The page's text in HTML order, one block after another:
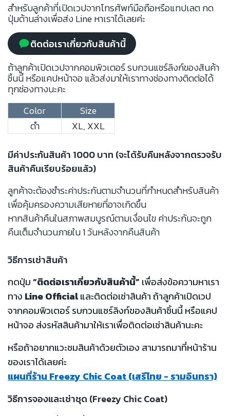
สำหรับลูกค้าที่เปิดเวปจากโทรศัพท์มือถือหรือแทปเลต กด
ปุ่มด้านล่างเพื่อส่ง Line หาเราได้เลยค่ะ
ติดต่อเราเกี่ยวกับสินค้านี้
ถ้าลูกค้าเปิดเวปจากคอมพิวเตอร์ รบกวนแชร์ลิงก์ของสินค้า
ชิ้นนี้ หรือแคปหน้าจอ แล้วส่งมาให้เราทางช่องทางติดต่อได้
ทุกช่องทางนะคะ
Color
Size
ดำ
XL, XXL
มีค่าประกันสินค้า 1000 บาท (จะได้รับคืนหลังจากตรวจรับ
สินค้าคืนเรียบร้อยแล้ว)
ลูกค้าจะต้องชำระค่าประกันตามจำนวนที่กำหนดสำหรับสินค้า
เพื่อคุ้มครองความเสียหายที่อาจเกิดขึ้น
หากสินค้าคืนในสภาพสมบูรณ์ตามเงื่อนไข ค่าประกันจะถูก
คืนเต็มจำนวนภายใน 1 วันหลังจากคืนสินค้า
วิธีการเช่าสินค้า
กดปุ่ม“ติดต่อเราเกี่ยวกับสินค้านี้”เพื่อส่งข้อความหาเรา
ทาง Line Officialและติดต่อเช่าสินค้า ถ้าลูกค้าเปิดเวป
จากคอมพิวเตอร์ รบกวนแชร์ลิงก์ของสินค้าชิ้นนี้ หรือแคป
หน้าจอ ส่งรหัสสินค้ามาให้เราเพื่อติดต่อเช่าสินค้านะคะ
หรือถ้าอยากแวะชมสินค้าด้วยตัวเอง สามารถมาที่หน้าร้าน
ของเราได้เลยค่ะ
แผนที่ร้าน Freezy Chic Coat (เสรีไทย - รามอินทรา)
วิธีการจองและเช่าชุด (Freezy Chic Coat)